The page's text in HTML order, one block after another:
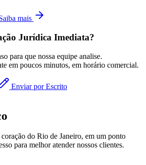
mais
Jurídica Imediata?
para que nossa equipe analise.
em poucos minutos, em horário comercial.
Enviar por Escrito
do Rio de Janeiro, em um ponto
para melhor atender nossos clientes.